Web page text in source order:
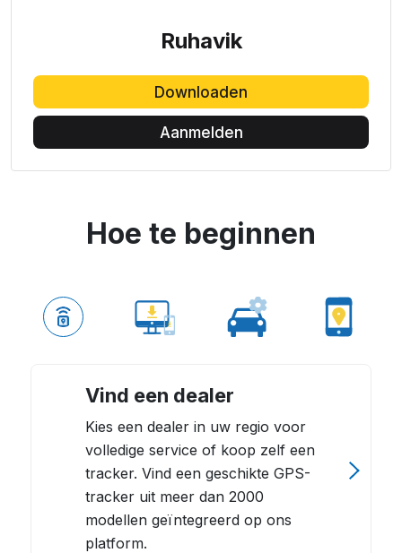
Ruhavik
Downloaden
Aanmelden
Hoe te beginnen
Vind een dealer
Kies een dealer in uw regio voor
volledige service of koop zelf een
tracker. Vind een geschikte GPS-
tracker uit meer dan 2000
modellen geïntegreerd op ons
platform.